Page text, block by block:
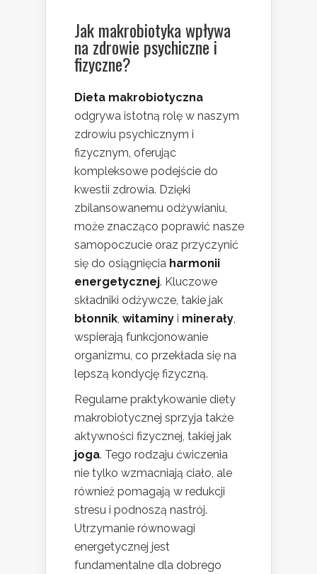
Jak makrobiotyka wpływa
na zdrowie psychiczne i
fizyczne?
Dieta makrobiotyczna
odgrywa istotną rolę w naszym
zdrowiu psychicznym i
fizycznym, oferując
kompleksowe podejście do
kwestii zdrowia. Dzięki
zbilansowanemu odżywianiu,
może znacząco poprawić nasze
samopoczucie oraz przyczynić
się do osiągnięcia harmonii
energetycznej. Kluczowe
składniki odżywcze, takie jak
błonnik, witaminy i minerały,
wspierają funkcjonowanie
organizmu, co przekłada się na
lepszą kondycję fizyczną.
Regularne praktykowanie diety
makrobiotycznej sprzyja także
aktywności fizycznej, takiej jak
joga. Tego rodzaju ćwiczenia
nie tylko wzmacniają ciało, ale
również pomagają w redukcji
stresu i podnoszą nastrój.
Utrzymanie równowagi
energetycznej jest
fundamentalne dla dobrego